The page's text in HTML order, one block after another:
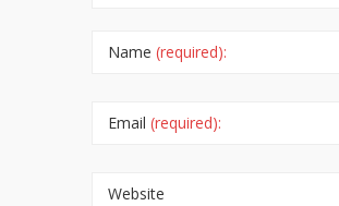
Name (required):
Email (required):
Website